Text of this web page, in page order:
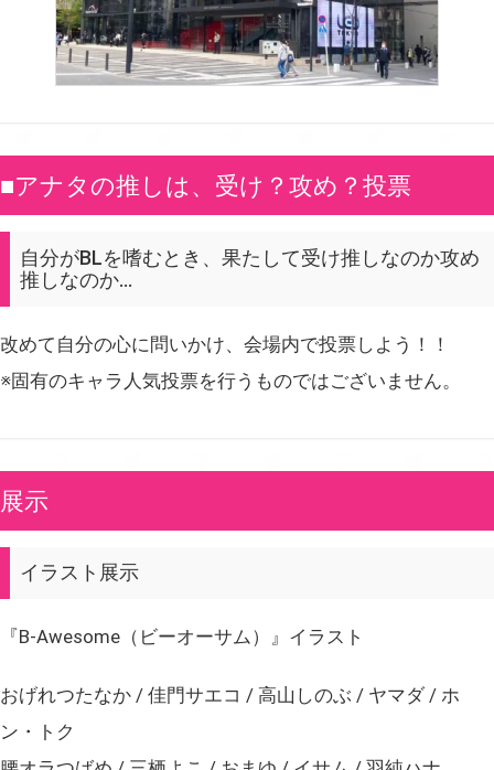
■アナタの推しは、受け？攻め？投票
自分がBLを嗜むとき、果たして受け推しなのか攻め
推しなのか…
改めて自分の心に問いかけ、会場内で投票しよう！！
※固有のキャラ人気投票を行うものではございません。
展示
イラスト展示
『B-Awesome（ビーオーサム）』イラスト
おげれつたなか / 佳門サエコ / 高山しのぶ / ヤマダ / ホ
ン・トク